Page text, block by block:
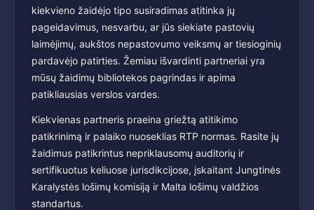
kiekvieno žaidėjo tipo susiradimas atitinka jų
pageidavimus, nesvarbu, ar jūs siekiate pastovių
laimėjimų, aukštos nepastovumo veiksmų ar tiesioginių
pardavėjo patirties. Žemiau išvardinti partneriai yra
mūsų žaidimų bibliotekos pagrindas ir apima
patikliausias verslos vardes.
Kiekvienas partneris praeina griežtą atitikimo
patikrinimą ir palaiko nuoseklias RTP normas. Rasite jų
žaidimus patikrintus nepriklausomų auditorių ir
sertifikuotus keliuose jurisdikcijose, įskaitant Jungtinės
Karalystės lošimų komisiją ir Malta lošimų valdžios
standartus.